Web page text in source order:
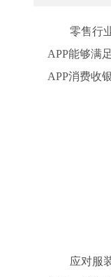
零售行业
APP能够满
APP消费收
应对服装